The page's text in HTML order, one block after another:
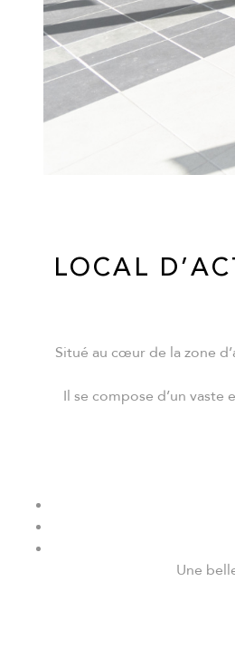
LOCAL
Situé au cœur de la zone
Il se compose d’un vaste
Une